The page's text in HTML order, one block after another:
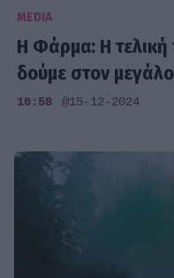
MEDIA
Η Φάρμα: Η
δούμε στον
10:58 @15-12-2024